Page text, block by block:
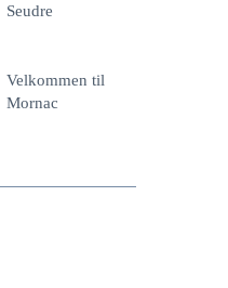
Seudre
Velkommen til
Mornac